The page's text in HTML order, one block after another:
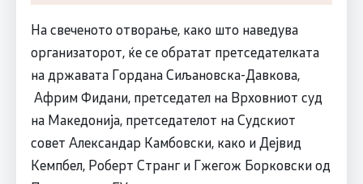
На свеченото отворање, како што наведува
организаторот, ќе се обратат претседателката
на државата Гордана Сиљановска-Давкова,
Африм Фидани, претседател на Врховниот суд
на Македонија, претседателот на Судскиот
совет Александар Камбовски, како и Дејвид
Кемпбел, Роберт Странг и Гжегож Борковски од